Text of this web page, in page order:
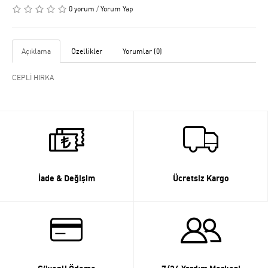
0 yorum / Yorum Yap
Açıklama Özellikler Yorumlar (0)
CEPLİ HIRKA
İade & Değişim Ücretsiz Kargo